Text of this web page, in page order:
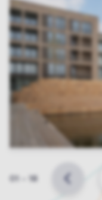
Slide
VORIGE